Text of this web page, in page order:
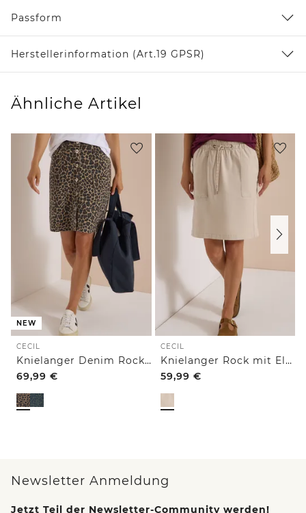
Passform
Herstellerinformation (Art.19 GPSR)
Ähnliche Artikel
NEW
CECIL
Knielanger Denim Rock mit Leo-Muster
69,99 €
CECIL
Knielanger Rock mit Elastikbund
59,99 €
Newsletter Anmeldung
Jetzt Teil der Newsletter-Community werden!